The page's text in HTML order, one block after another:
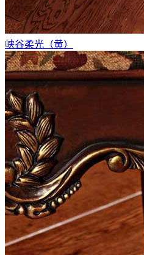
峡谷柔光（黄）